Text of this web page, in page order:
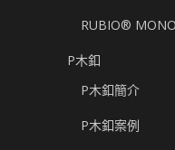
RUBIO®
P木釦
P木釦簡介
P木釦案例